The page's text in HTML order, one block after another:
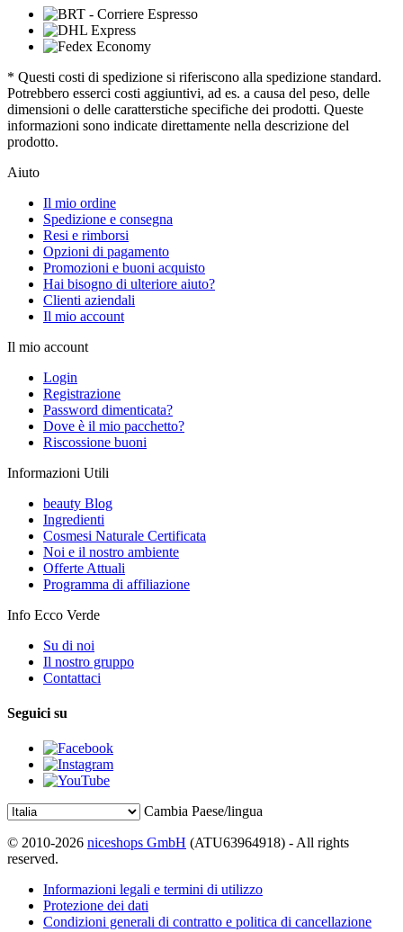
* Questi costi di spedizione si riferiscono alla spedizione standard.
Potrebbero esserci costi aggiuntivi, ad es. a causa del peso, delle
dimensioni o delle caratterstiche specifiche dei prodotti. Queste
informazioni sono indicate direttamente nella descrizione del
prodotto.
Aiuto
Il mio ordine
Spedizione e consegna
Resi e rimborsi
Opzioni di pagamento
Promozioni e buoni acquisto
Hai bisogno di ulteriore aiuto?
Clienti aziendali
Il mio account
Il mio account
Login
Registrazione
Password dimenticata?
Dove è il mio pacchetto?
Riscossione buoni
Informazioni Utili
beauty Blog
Ingredienti
Cosmesi Naturale Certificata
Noi e il nostro ambiente
Offerte Attuali
Programma di affiliazione
Info Ecco Verde
Su di noi
Il nostro gruppo
Contattaci
Seguici su
Cambia Paese/lingua
© 2010-2026 niceshops GmbH (ATU63964918) - All rights
reserved.
Informazioni legali e termini di utilizzo
Protezione dei dati
Condizioni generali di contratto e politica di cancellazione